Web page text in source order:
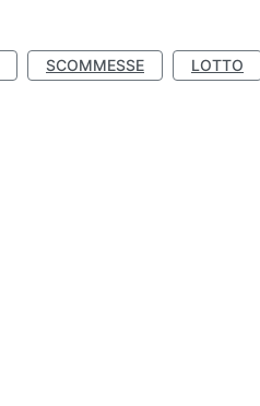
SCOMMESSE
LOTTO